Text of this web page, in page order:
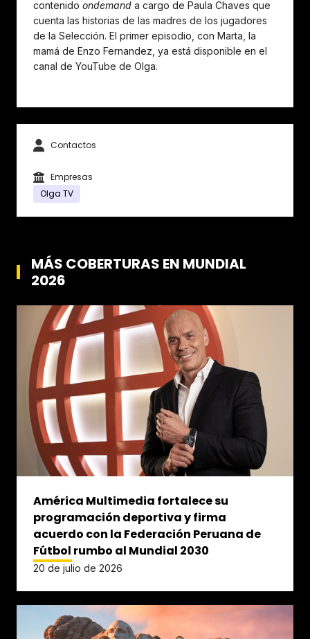
contenido ondemand a cargo de Paula Chaves que
cuenta las historias de las madres de los jugadores
de la Selección. El primer episodio, con Marta, la
mamá de Enzo Fernandez, ya está disponible en el
canal de YouTube de Olga.
Contactos
Empresas
Olga TV
MÁS COBERTURAS EN MUNDIAL
2026
América Multimedia fortalece su
programación deportiva y firma
acuerdo con la Federación Peruana de
Fútbol rumbo al Mundial 2030
20 de julio de 2026